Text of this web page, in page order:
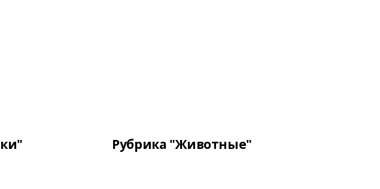
Рубрика "Животные"